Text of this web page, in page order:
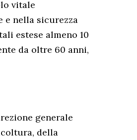
vitale
e nella sicurezza
estese almeno 10
da oltre 60 anni,
generale
della